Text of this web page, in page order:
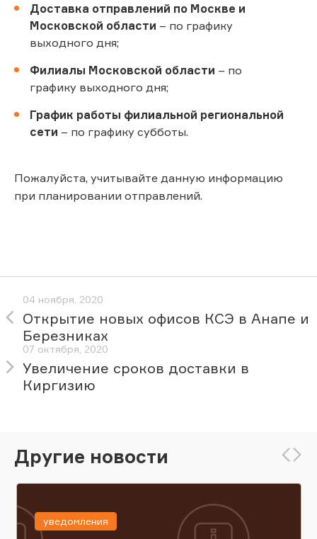
Доставка отправлений по Москве и
Московской области – по графику
выходного дня;
Филиалы Московской области – по
графику выходного дня;
График работы филиальной региональной
сети – по графику субботы.
Пожалуйста, учитывайте данную информацию
при планировании отправлений.
04 ноября, 2020
Открытие новых офисов КСЭ в Анапе и
Березниках
07 октября, 2020
Увеличение сроков доставки в
Киргизию
Другие новости
уведомления